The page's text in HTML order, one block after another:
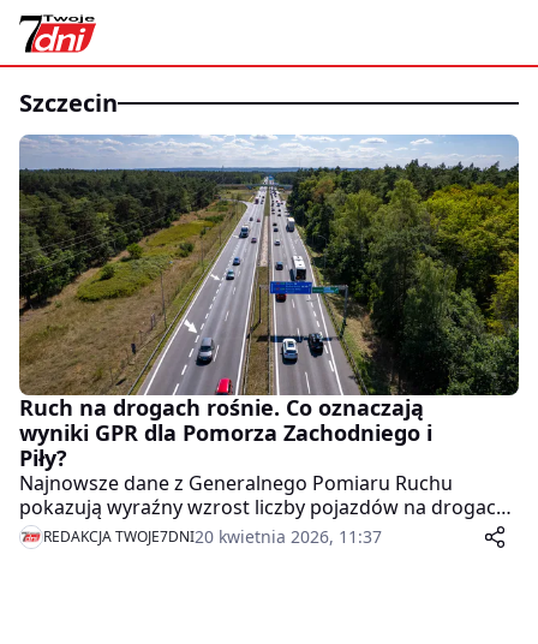
szczecin
Ruch na drogach rośnie. Co oznaczają
wyniki GPR dla Pomorza Zachodniego i
Piły?
Najnowsze dane z Generalnego Pomiaru Ruchu
pokazują wyraźny wzrost liczby pojazdów na drogach
krajowych. Najbardziej obciążone trasy to A6 i S3, ale
zmiany widać też na S6 i w rejonie Piły, gdzie kluczowa
REDAKCJA TWOJE7DNI20 kwietnia 2026, 11:37